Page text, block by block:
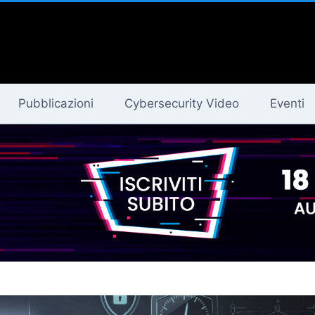
Pubblicazioni Cybersecurity Video Eventi